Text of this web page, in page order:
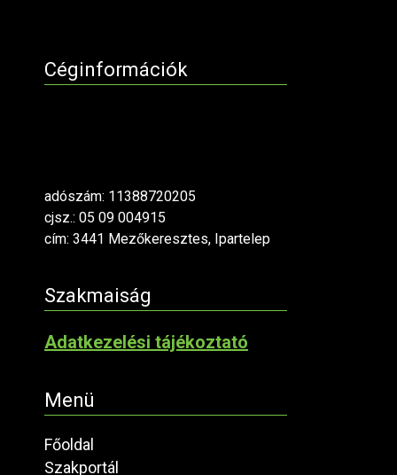
Céginformációk
adószám: 11388720205
cjsz.: 05 09 004915
cím: 3441 Mezőkeresztes, Ipartelep
Szakmaiság
Adatkezelési tájékoztató
Menü
Főoldal
Szakportál